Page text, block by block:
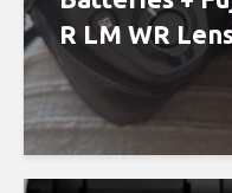
R LM WR